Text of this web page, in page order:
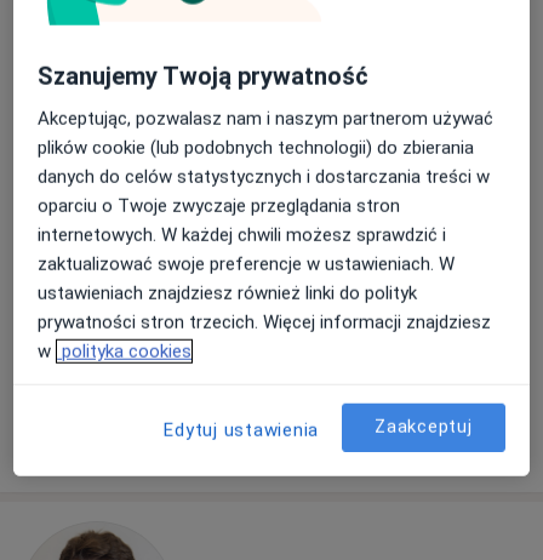
lek. Jakub Makowski
Ortopeda, Ultrasonografista ·Więcej
102 opinie
EVABESTMED Sp. z o.o. Centrum Medyczne
Konsultacja ortopedyczna
Poproś o wizytę
Szanujemy Twoją prywatność
Akceptując, pozwalasz nam i naszym partnerom używać
plików cookie (lub podobnych technologii) do zbierania
danych do celów statystycznych i dostarczania treści w
oparciu o Twoje zwyczaje przeglądania stron
internetowych. W każdej chwili możesz sprawdzić i
zaktualizować swoje preferencje w ustawieniach. W
ustawieniach znajdziesz również linki do polityk
prywatności stron trzecich. Więcej informacji znajdziesz
w polityka cookies
Edytuj ustawienia Zaakceptuj